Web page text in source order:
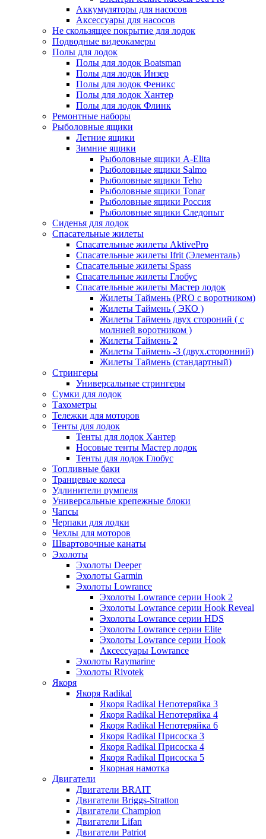
Аккумуляторы для насосов
Аксессуары для насосов
Не скользящее покрытие для лодок
Подводные видеокамеры
Полы для лодок
Полы для лодок Boatsman
Полы для лодок Инзер
Полы для лодок Феникс
Полы для лодок Хантер
Полы для лодок Флинк
Ремонтные наборы
Рыболовные ящики
Летние ящики
Зимние ящики
Рыболовные ящики A-Elita
Рыболовные ящики Salmo
Рыболовные ящики Teho
Рыболовные ящики Tonar
Рыболовные ящики Россия
Рыболовные ящики Следопыт
Сиденья для лодок
Спасательные жилеты
Спасательные жилеты AktivePro
Спасательные жилеты Ifrit (Элементаль)
Спасательные жилеты Spass
Спасательные жилеты Глобус
Спасательные жилеты Мастер лодок
Жилеты Таймень (PRO c воротником)
Жилеты Таймень ( ЭКО )
Жилеты Таймень двух стороний ( с
молнией воротником )
Жилеты Таймень 2
Жилеты Таймень -3 (двух.сторонний)
Жилеты Таймень (стандартный)
Стрингеры
Универсальные стрингеры
Сумки для лодок
Тахометры
Тележки для моторов
Тенты для лодок
Тенты для лодок Хантер
Носовые тенты Мастер лодок
Тенты для лодок Глобус
Топливные баки
Транцевые колеса
Удлинители румпеля
Универсальные крепежные блоки
Чапсы
Черпаки для лодки
Чехлы для моторов
Швартовочные канаты
Эхолоты
Эхолоты Deeper
Эхолоты Garmin
Эхолоты Lowrance
Эхолоты Lowrance серии Hook 2
Эхолоты Lowrance серии Hook Reveal
Эхолоты Lowrance серии HDS
Эхолоты Lowrance серии Elite
Эхолоты Lowrance серии Hook
Аксессуары Lowrance
Эхолоты Raymarine
Эхолоты Rivotek
Якоря
Якоря Radikal
Якоря Radikal Непотеряйка 3
Якоря Radikal Непотеряйка 4
Якоря Radikal Непотеряйка 6
Якоря Radikal Присоска 3
Якоря Radikal Присоска 4
Якоря Radikal Присоска 5
Якорная намотка
Двигатели
Двигатели BRAIT
Двигатели Briggs-Stratton
Двигатели Champion
Двигатели Lifan
Двигатели Patriot